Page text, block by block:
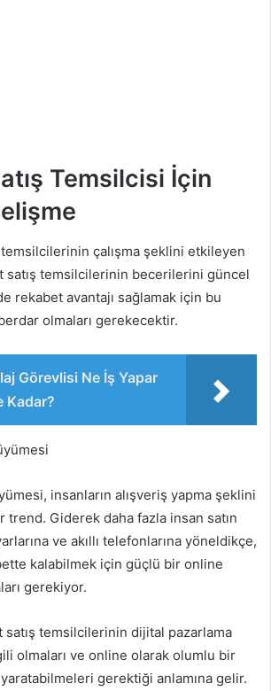
Temsilcisi İçin
çalışma şeklini etkileyen
satış temsilcilerinin becerilerini güncel
rekabet avantajı sağlamak için bu
olmaları gerekecektir.
Görevlisi Ne İş Yapar
Kadar?
insanların alışveriş yapma şeklini
trend. Giderek daha fazla insan satın
ve akıllı telefonlarına yöneldikçe,
kalabilmek için güçlü bir online
gerekiyor.
temsilcilerinin dijital pazarlama
olmaları ve online olarak olumlu bir
gerektiği anlamına gelir.